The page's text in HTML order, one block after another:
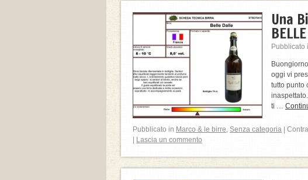
Una
Pubblicato il
oggi vi
tutto punto
ti …
Pubblicato in Marco & le birre, Senza categoria
Lascia un commento